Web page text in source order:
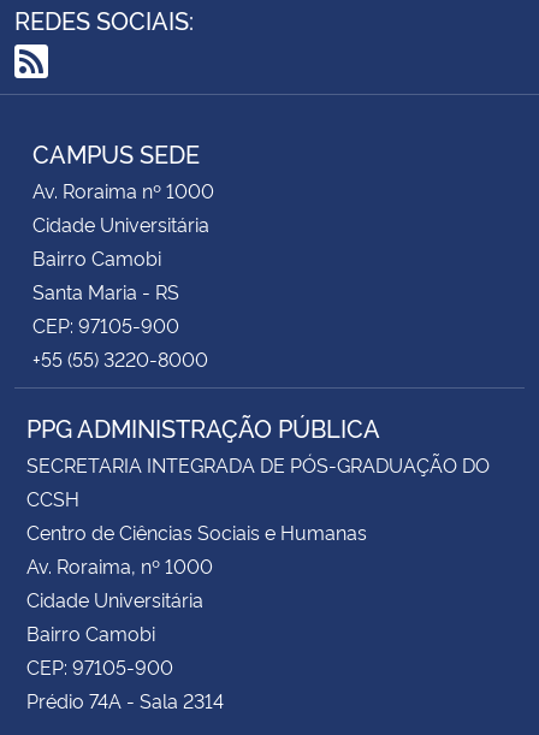
REDES SOCIAIS:
RSS
CAMPUS SEDE
Av. Roraima nº 1000
Cidade Universitária
Bairro Camobi
Santa Maria - RS
CEP: 97105-900
+55 (55) 3220-8000
PPG ADMINISTRAÇÃO PÚBLICA
SECRETARIA INTEGRADA DE PÓS-GRADUAÇÃO DO
CCSH
Centro de Ciências Sociais e Humanas
Av. Roraima, nº 1000
Cidade Universitária
Bairro Camobi
CEP: 97105-900
Prédio 74A - Sala 2314